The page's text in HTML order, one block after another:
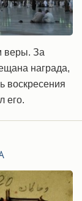
веры. За
награда,
воскресения
его.